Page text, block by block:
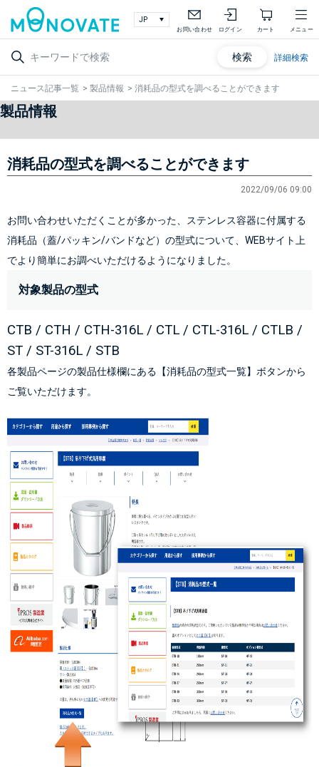
お問い合わせ ログイン カート メニュー
検索 詳細検索
ニュース記事一覧 > 製品情報 > 消耗品の型式を調べることができます
製品情報
消耗品の型式を調べることができます
2022/09/06 09:00
お問い合わせいただくことが多かった、ステンレス容器に付属する
消耗品（蓋/パッキン/バンドなど）の型式について、WEBサイト上
でより簡単にお調べいただけるようになりました。
対象製品の型式
CTB / CTH / CTH-316L / CTL / CTL-316L / CTLB
ST / ST-316L / STB
各製品ページの製品仕様欄にある【消耗品の型式一覧】ボタンから
ご覧いただけます。